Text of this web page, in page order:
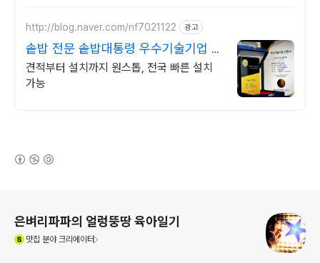
http://blog.naver.com/nf7021122 광고
솥밥 전문 솥밥대통령 우수기술기업 인
증
견적부터 설치까지 원스톱, 전국 빠른 설치
가능
은벼리파파의 얼렁뚱땅 육아일기
맛집 분야 크리에이터